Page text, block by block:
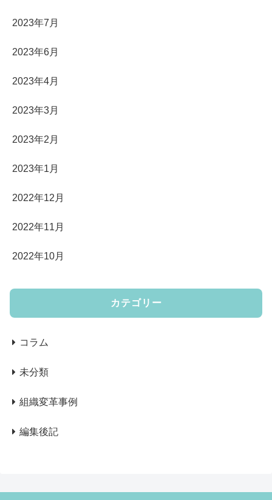
2023年7月
2023年6月
2023年4月
2023年3月
2023年2月
2023年1月
2022年12月
2022年11月
2022年10月
カテゴリー
コラム
未分類
組織変革事例
編集後記